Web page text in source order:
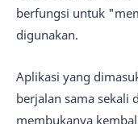
berfungsi untuk
digunakan.
Aplikasi yang
berjalan sama sekali
membukanya